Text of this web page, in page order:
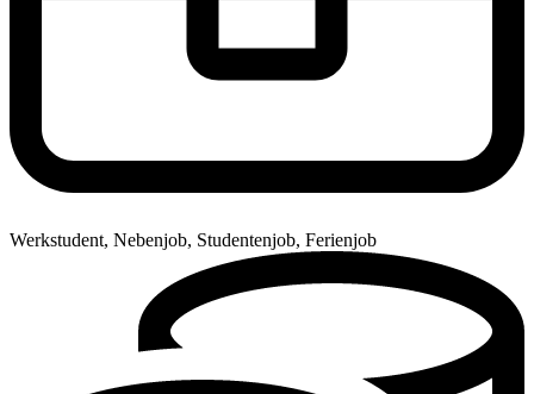
Werkstudent, Nebenjob, Studentenjob, Ferienjob